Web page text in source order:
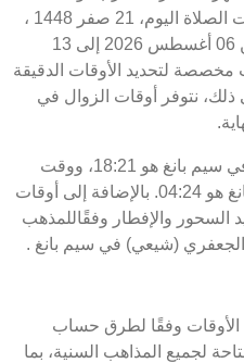
في سيم بانغ متاحة للاطلاع. أوقات الصلاة اليوم، 21 صفر 1448 ،
وبرنامج الأيام السبعة القادمة، من 06 أغسطس 2026 إلى 13
حساب مخصصة لتحديد الأوقات الدقيقة
ذلك، نتوفر أوقات الزوال في
موعد غروب الشمس أو الإفطار في سيم بانغ هو 18:21، ووقت
انتهاء السحور أو الفجر في سيم بانغ هو 04:24. بالإضافة إلى أوقات
السحور والإفطار وفقًاللمذهب
الجعفري (شيعي) في سيم بانغ .
الأوقات وفقًا لطرق حساب
لجميع المذاهب السنية، بما